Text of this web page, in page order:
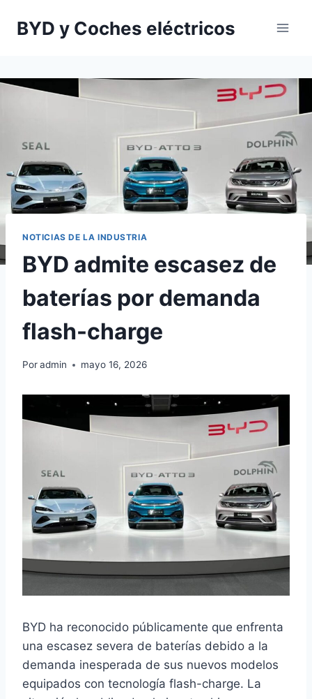
BYD y Coches eléctricos
NOTICIAS DE LA INDUSTRIA
BYD admite escasez de
baterías por demanda
flash-charge
Poradmin mayo 16, 2026
BYD ha reconocido públicamente que enfrenta
una escasez severa de baterías debido a la
demanda inesperada de sus nuevos modelos
equipados con tecnología flash-charge. La